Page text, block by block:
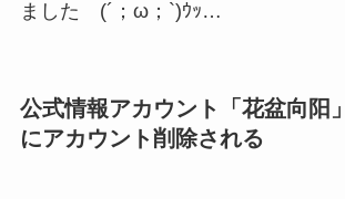
ました (´；ω；`)ｳｯ…
公式情報アカウント「花盆向阳
にアカウント削除される